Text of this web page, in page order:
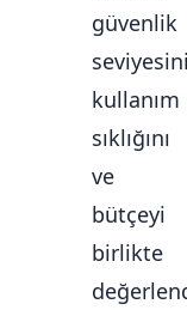
güvenlik
kullanım
sıklığını
ve
bütçeyi
birlikte